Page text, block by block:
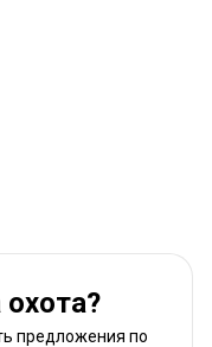
охота?
предложения по